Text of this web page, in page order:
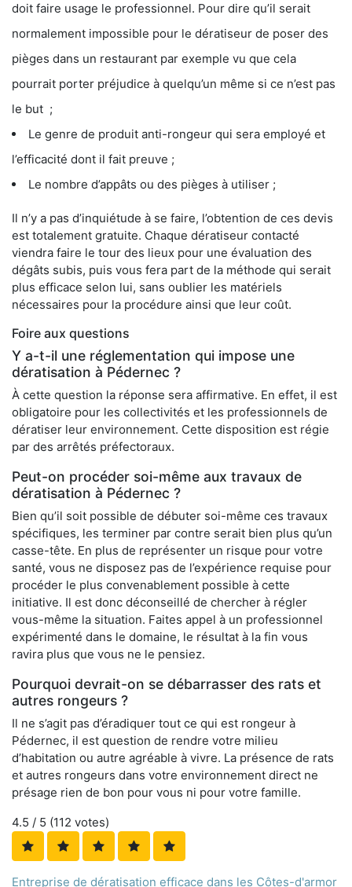
doit faire usage le professionnel. Pour dire qu’il serait
normalement impossible pour le dératiseur de poser des
pièges dans un restaurant par exemple vu que cela
pourrait porter préjudice à quelqu’un même si ce n’est pas
le but ;
Le genre de produit anti-rongeur qui sera employé et
l’efficacité dont il fait preuve ;
Le nombre d’appâts ou des pièges à utiliser ;
Il n’y a pas d’inquiétude à se faire, l’obtention de ces devis
est totalement gratuite. Chaque dératiseur contacté
viendra faire le tour des lieux pour une évaluation des
dégâts subis, puis vous fera part de la méthode qui serait
plus efficace selon lui, sans oublier les matériels
nécessaires pour la procédure ainsi que leur coût.
Foire aux questions
Y a-t-il une réglementation qui impose une
dératisation à Pédernec ?
À cette question la réponse sera affirmative. En effet, il est
obligatoire pour les collectivités et les professionnels de
dératiser leur environnement. Cette disposition est régie
par des arrêtés préfectoraux.
Peut-on procéder soi-même aux travaux de
dératisation à Pédernec ?
Bien qu’il soit possible de débuter soi-même ces travaux
spécifiques, les terminer par contre serait bien plus qu’un
casse-tête. En plus de représenter un risque pour votre
santé, vous ne disposez pas de l’expérience requise pour
procéder le plus convenablement possible à cette
initiative. Il est donc déconseillé de chercher à régler
vous-même la situation. Faites appel à un professionnel
expérimenté dans le domaine, le résultat à la fin vous
ravira plus que vous ne le pensiez.
Pourquoi devrait-on se débarrasser des rats et
autres rongeurs ?
Il ne s’agit pas d’éradiquer tout ce qui est rongeur à
Pédernec, il est question de rendre votre milieu
d’habitation ou autre agréable à vivre. La présence de rats
et autres rongeurs dans votre environnement direct ne
présage rien de bon pour vous ni pour votre famille.
4.5 / 5 (112 votes)
Entreprise de dératisation efficace dans les Côtes-d'armor